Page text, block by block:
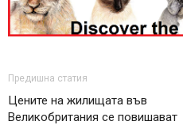
Предишна статия
Цените на жилищата във
Великобритания се повишават